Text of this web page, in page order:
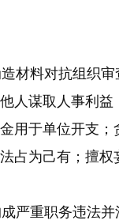
材料对抗组织
人谋取人事利
用于单位开支
为己有；擅权
严重职务违法